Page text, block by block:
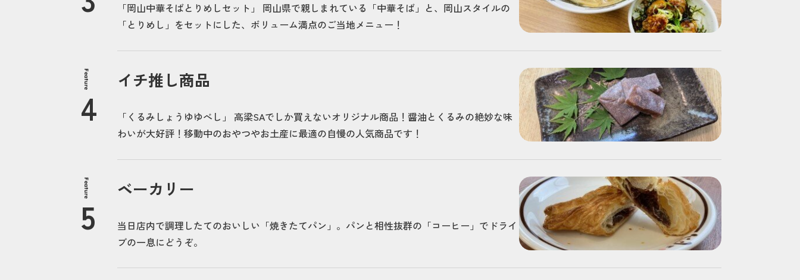
「岡山中華そばとりめしセット」 岡山県で親しまれている「中華そば」と、岡山スタイルの
「とりめし」をセットにした、ボリューム満点のご当地メニュー！
Feature イチ推し商品
「くるみしょうゆゆべし」 高梁SAでしか買えないオリジナル商品！醤油とくるみの絶妙な味
わいが大好評！移動中のおやつやお土産に最適の自慢の人気商品です！
Feature ベーカリー
当日店内で調理したてのおいしい「焼きたてパン」。パンと相性抜群の「コーヒー」でドライ
ブの一息にどうぞ。